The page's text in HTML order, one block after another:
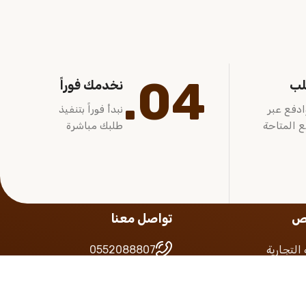
عبر
المتاحة
04. نخدمك فوراً
نبدأ فوراً بتنفيذ
طلبك مباشرة
التجارية
تواصل معنا
0552088807